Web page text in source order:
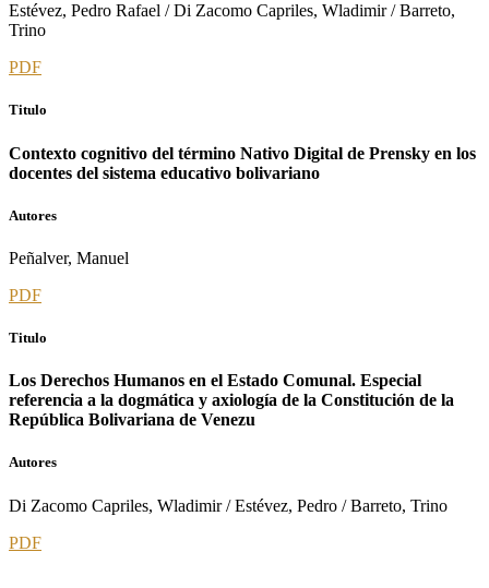
Estévez, Pedro Rafael / Di Zacomo Capriles, Wladimir / Barreto,
Trino
PDF
Titulo
Contexto cognitivo del término Nativo Digital de Prensky en los
docentes del sistema educativo bolivariano
Autores
Peñalver, Manuel
PDF
Titulo
Los Derechos Humanos en el Estado Comunal. Especial
referencia a la dogmática y axiología de la Constitución de la
República Bolivariana de Venezu
Autores
Di Zacomo Capriles, Wladimir / Estévez, Pedro / Barreto, Trino
PDF